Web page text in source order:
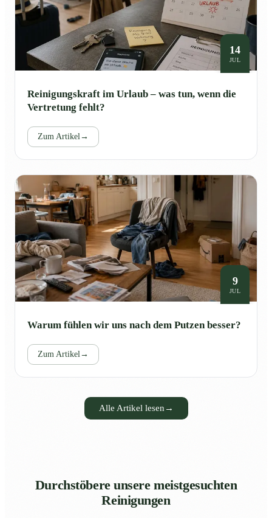
14
JUL
Reinigungskraft im Urlaub – was tun, wenn die
Vertretung fehlt?
Zum Artikel→
9
JUL
Warum fühlen wir uns nach dem Putzen besser?
Zum Artikel→
Alle Artikel lesen →
Durchstöbere unsere meistgesuchten
Reinigungen